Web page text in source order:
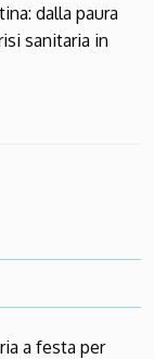
dalla paura
sanitaria in
a festa per